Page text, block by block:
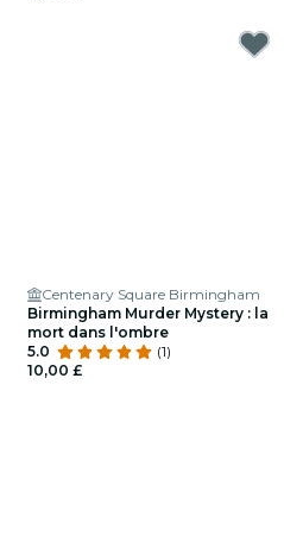
Centenary Square Birmingham
Birmingham Murder Mystery : la
mort dans l'ombre
5.0
(1)
10,00 £